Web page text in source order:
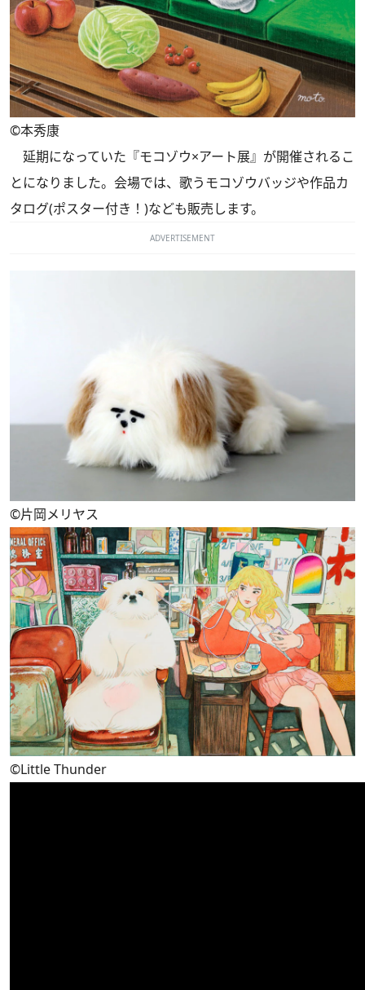
©本秀康
延期になっていた『モコゾウ×アート展』が開催されるこ
とになりました。会場では、歌うモコゾウバッジや作品カ
タログ(ポスター付き！)なども販売します。
ADVERTISEMENT
©片岡メリヤス
©Little Thunder